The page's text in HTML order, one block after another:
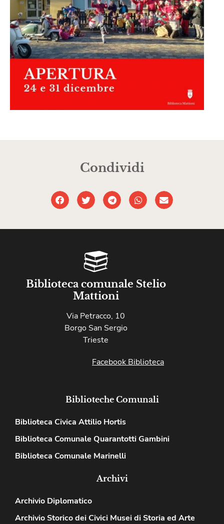
Condividi
Biblioteca comunale Stelio
Mattioni
Via Petracco, 10
Borgo San Sergio
Trieste
Facebook Biblioteca
Biblioteche Comunali
Biblioteca Civica Attilio Hortis
Biblioteca Comunale Quarantotti Gambini
Biblioteca Comunale Marinelli
Archivi
Archivio Diplomatico
Archivio Storico dei Civici Musei di Storia ed Arte